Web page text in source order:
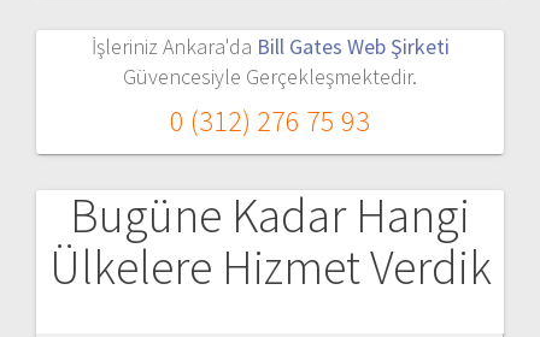
İşleriniz Ankara'da Bill Gates Web Şirketi
Güvencesiyle Gerçekleşmektedir.
0 (312) 276 75 93
Bugüne Kadar Hangi
Ülkelere Hizmet Verdik